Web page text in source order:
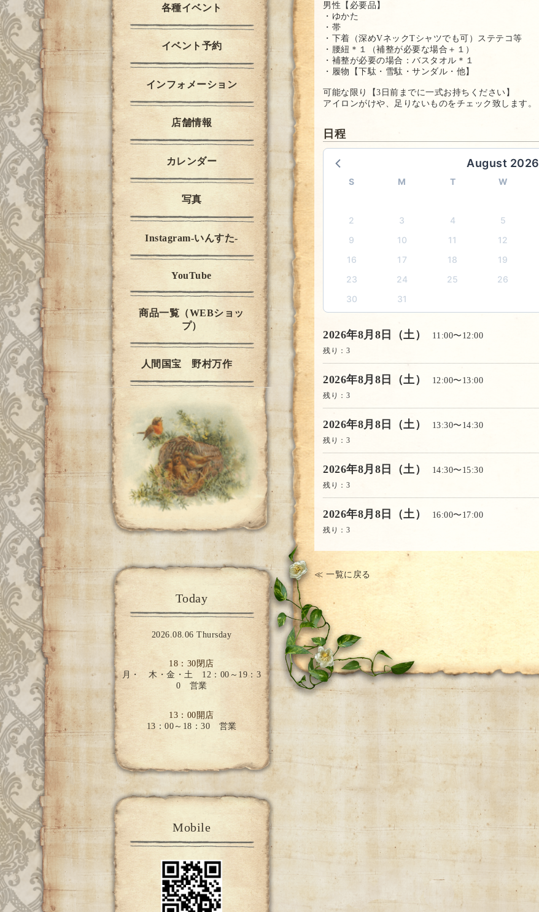
男性【必要品】
・ゆかた
・帯
・下着（深めVネックTシャツでも可）ステテコ等
・腰紐＊１（補整が必要な場合＋１）
・補整が必要の場合：バスタオル＊１
・履物【下駄・雪駄・サンダル・他】
可能な限り【3日前までに一式お持ちください】
アイロンがけや、足りないものをチェック致します。
日程
August 2026
S M T W
2
3 4 5
9
10 11 12
16
17 18 19
23
24 25 26
30
31
2026年8月8日（土） 11:00〜12:00
残り： 3
2026年8月8日（土） 12:00〜13:00
残り： 3
2026年8月8日（土） 13:30〜14:30
残り： 3
2026年8月8日（土） 14:30〜15:30
残り： 3
2026年8月8日（土） 16:00〜17:00
残り： 3
≪ 一覧に戻る
各種イベント
イベント予約
インフォメーション
店舗情報
カレンダー
写真
Instagram-いんすた-
YouTube
商品一覧（WEBショッ
プ）
人間国宝 野村万作
Today
2026.08.06 Thursday
18：30閉店
月・ 木・金・土 12：00～19：3
0 営業
13：00開店
13：00～18：30 営業
Mobile